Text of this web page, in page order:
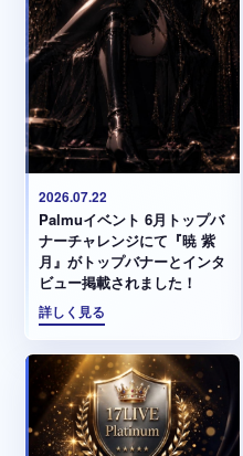
2026.07.22
Palmuイベント 6月トップバ
ナーチャレンジにて『暁 紫
月』がトップバナーとインタ
ビュー掲載されました！
詳しく見る